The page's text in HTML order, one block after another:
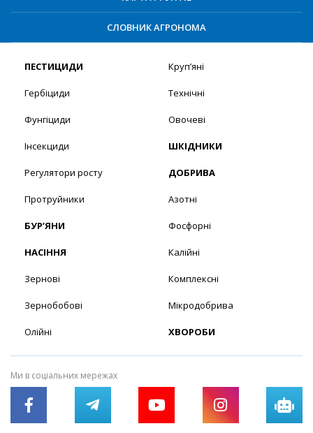
СЛОВНИК АГРОНОМА
ПЕСТИЦИДИ
Гербіциди
Фунгіциди
Інсекциди
Регулятори росту
Протруйники
БУР’ЯНИ
НАСІННЯ
Зернові
Зернобобові
Олійні
Круп’яні
Технічні
Овочеві
ШКІДНИКИ
ДОБРИВА
Азотні
Фосфорні
Калійні
Комплексні
Мікродобрива
ХВОРОБИ
Ми в соціальних мережах